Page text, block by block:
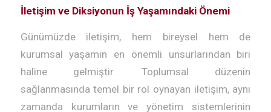
İletişim ve Diksiyonun İş Yaşamındaki Önemi
Günümüzde iletişim, hem bireysel hem de
kurumsal yaşamın en önemli unsurlarından biri
haline gelmiştir. Toplumsal düzenin
sağlanmasında temel bir rol oynayan iletişim, aynı
zamanda kurumların ve yönetim sistemlerinin